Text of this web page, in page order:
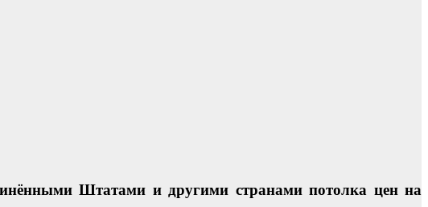
Штатами и другими странами потолка цен на